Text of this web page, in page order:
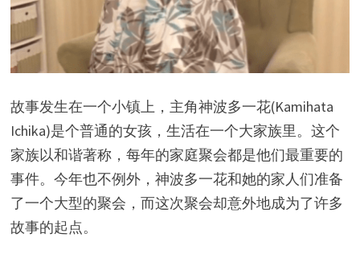
故事发生在一个小镇上，主角神波多一花(Kamihata
Ichika)是个普通的女孩，生活在一个大家族里。这个
家族以和谐著称，每年的家庭聚会都是他们最重要的
事件。今年也不例外，神波多一花和她的家人们准备
了一个大型的聚会，而这次聚会却意外地成为了许多
故事的起点。